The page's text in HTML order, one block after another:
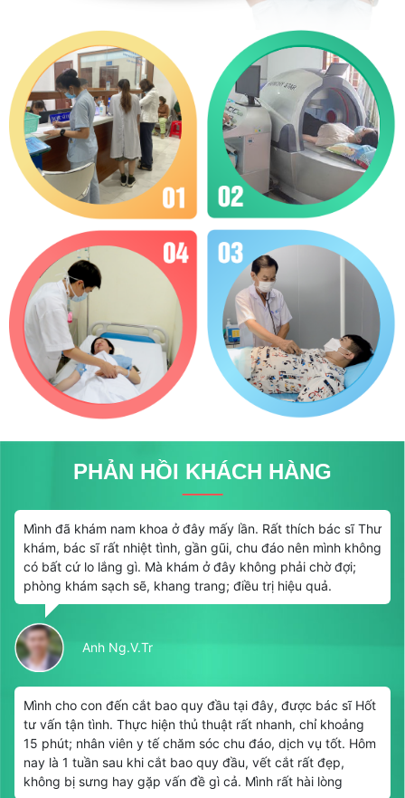
PHẢN HỒI KHÁCH HÀNG
Mình đã khám nam khoa ở đây mấy lần. Rất thích bác sĩ Thư
khám, bác sĩ rất nhiệt tình, gần gũi, chu đáo nên mình không
có bất cứ lo lắng gì. Mà khám ở đây không phải chờ đợi;
phòng khám sạch sẽ, khang trang; điều trị hiệu quả.
Anh Ng.V.Tr
Mình cho con đến cắt bao quy đầu tại đây, được bác sĩ Hốt
tư vấn tận tình. Thực hiện thủ thuật rất nhanh, chỉ khoảng
15 phút; nhân viên y tế chăm sóc chu đáo, dịch vụ tốt. Hôm
nay là 1 tuần sau khi cắt bao quy đầu, vết cắt rất đẹp,
không bị sưng hay gặp vấn đề gì cả. Mình rất hài lòng